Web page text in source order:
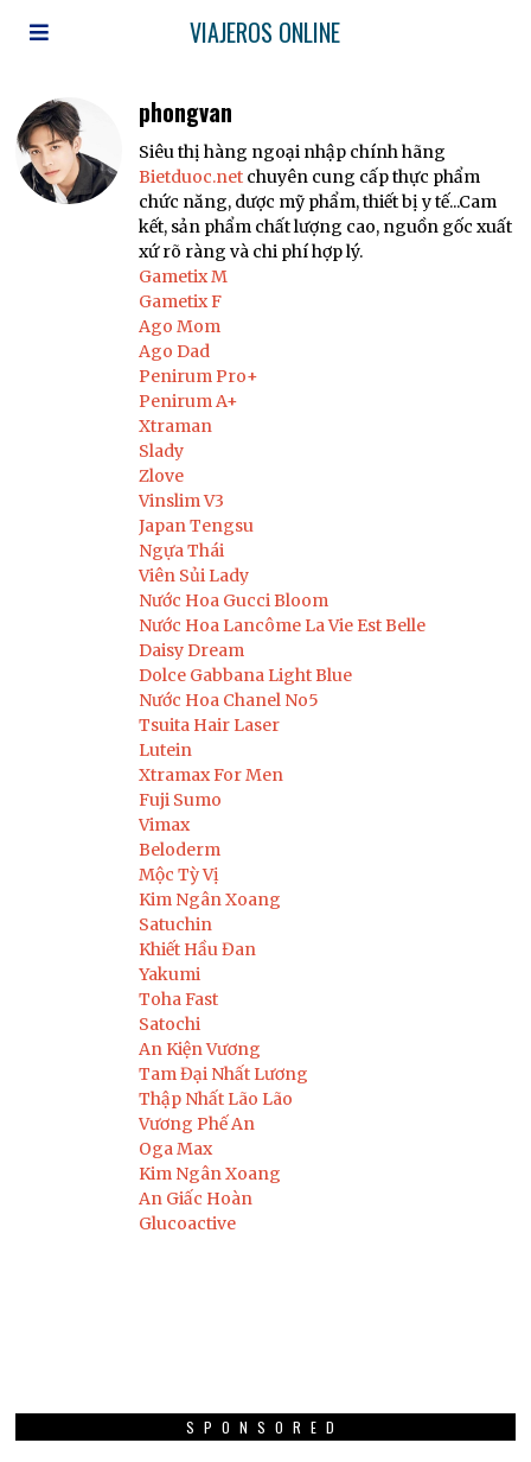
VIAJEROS ONLINE
phongvan
Siêu thị hàng ngoại nhập chính hãng
Bietduoc.net chuyên cung cấp thực phẩm
chức năng, dược mỹ phẩm, thiết bị y tế...Cam
kết, sản phẩm chất lượng cao, nguồn gốc xuất
xứ rõ ràng và chi phí hợp lý.
Gametix M
Gametix F
Ago Mom
Ago Dad
Penirum Pro+
Penirum A+
Xtraman
Slady
Zlove
Vinslim V3
Japan Tengsu
Ngựa Thái
Viên Sủi Lady
Nước Hoa Gucci Bloom
Nước Hoa Lancôme La Vie Est Belle
Daisy Dream
Dolce Gabbana Light Blue
Nước Hoa Chanel No5
Tsuita Hair Laser
Lutein
Xtramax For Men
Fuji Sumo
Vimax
Beloderm
Mộc Tỳ Vị
Kim Ngân Xoang
Satuchin
Khiết Hầu Đan
Yakumi
Toha Fast
Satochi
An Kiện Vương
Tam Đại Nhất Lương
Thập Nhất Lão Lão
Vương Phế An
Oga Max
Kim Ngân Xoang
An Giấc Hoàn
Glucoactive
SPONSORED